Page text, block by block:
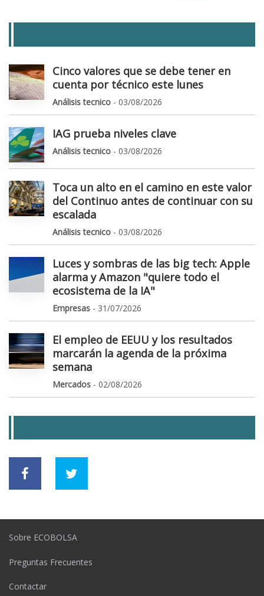
Cinco valores que se debe tener en
cuenta por técnico este lunes
Análisis tecnico - 03/08/2026
IAG prueba niveles clave
Análisis tecnico - 03/08/2026
Toca un alto en el camino en este valor
del Continuo antes de continuar con su
escalada
Análisis tecnico - 03/08/2026
Luces y sombras de las big tech: Apple
alarma y Amazon "quiere todo el
ecosistema de la IA"
Empresas - 31/07/2026
El empleo de EEUU y los resultados
marcarán la agenda de la próxima
semana
Mercados - 02/08/2026
Sobre ECOBOLSA
Preguntas Frecuentes
Contactar